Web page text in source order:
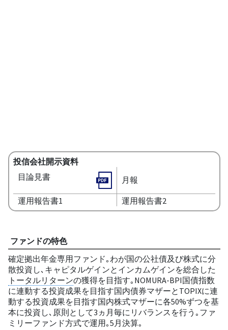
投信会社開示資料
目論見書
月報
運用報告書1 運用報告書2
ファンドの特色
確定拠出年金専用ファンド｡わが国の公社債及び株式に分
散投資し､キャピタルゲインとインカムゲインを総合した
トータルリターンの獲得を目指す｡NOMURA-BPI国債指数
に連動する投資成果を目指す国内債券マザーとTOPIXに連
動する投資成果を目指す国内株式マザーに各50%ずつを基
本に投資し､原則として3ヵ月毎にリバランスを行う｡ファ
ミリーファンド方式で運用｡5月決算｡